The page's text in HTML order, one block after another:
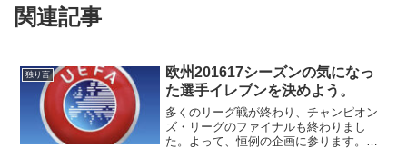
関連記事
独り言
欧州201617シーズンの気になっ
た選手イレブンを決めよう。
多くのリーグ戦が終わり、チャンピオン
ズ・リーグのファイナルも終わりまし
た。よって、恒例の企画に参ります。選